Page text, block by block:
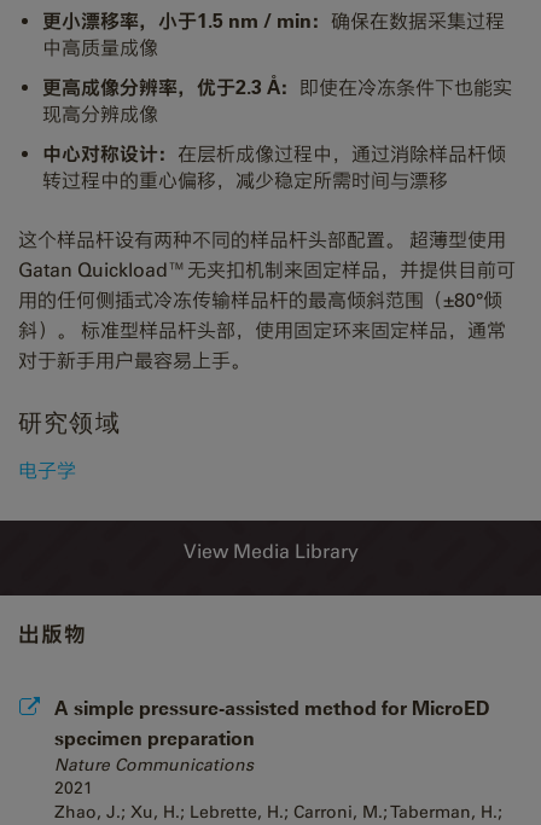
更小漂移率，小于1.5 nm / min： 确保在数据采集过程
中高质量成像
更高成像分辨率，优于2.3 Å：
即使在冷冻条件下也能实
现高分辨成像
中心对称设计： 在层析成像过程中，通过消除样品杆倾
转过程中的重心偏移，减少稳定所需时间与漂移
这个样品杆设有两种不同的样品杆头部配置。 超薄型使用
Gatan Quickload™无夹扣机制来固定样品，并提供目前可
用的任何侧插式冷冻传输样品杆的最高倾斜范围（±80°倾
斜）。 标准型样品杆头部，使用固定环来固定样品，通常
对于新手用户最容易上手。
研究领域
电子学
View Media Library
出版物
A simple pressure-assisted method for MicroED
specimen preparation
Nature Communications
2021
Zhao, J.; Xu, H.; Lebrette, H.; Carroni, M.; Taberman, H.;